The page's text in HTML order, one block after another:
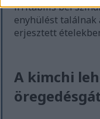
irritábilis bél
enyhülést találnak
erjesztett
A kimchi